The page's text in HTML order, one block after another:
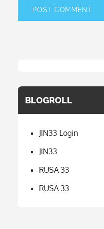
BLOGROLL
JIN33 Login
JIN33
RUSA 33
RUSA 33